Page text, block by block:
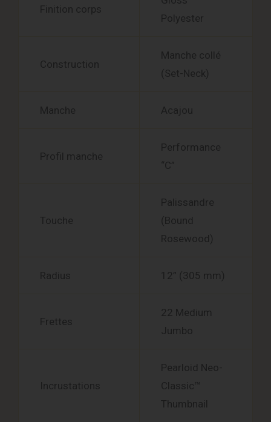
Finition corps
Polyester
Construction
Manche collé
(Set-Neck)
Manche Acajou
Profil manche
Performance
“C”
Touche
Palissandre
(Bound
Rosewood)
Radius 12” (305 mm)
Frettes
22 Medium
Jumbo
Incrustations
Pearloid Neo-
Classic™
Thumbnail